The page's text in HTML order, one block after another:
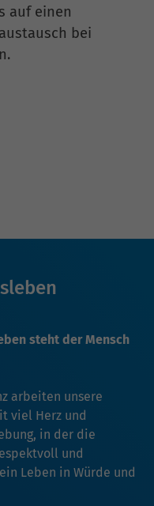
auf einen
bei
steht der Mensch
arbeiten unsere
viel Herz und
in der die
und
Leben in Würde und